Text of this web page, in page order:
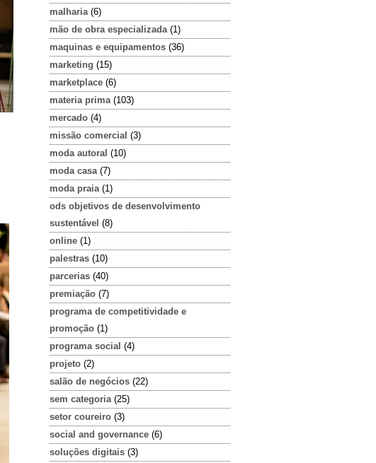
malharia (6)
mão de obra especializada (1)
maquinas e equipamentos (36)
marketing (15)
marketplace (6)
materia prima (103)
mercado (4)
missão comercial (3)
moda autoral (10)
moda casa (7)
moda praia (1)
ods objetivos de desenvolvimento
sustentável (8)
online (1)
palestras (10)
parcerias (40)
premiação (7)
programa de competitividade e
promoção (1)
programa social (4)
projeto (2)
salão de negócios (22)
sem categoria (25)
setor coureiro (3)
social and governance (6)
soluções digitais (3)